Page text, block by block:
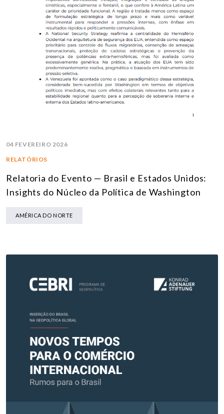
04 FEVEREIRO 2026
RELATÓRIOS
Relatoria do Evento — Brasil e Estados Unidos:
Insights do Núcleo da Política de Washington
AMÉRICA DO NORTE